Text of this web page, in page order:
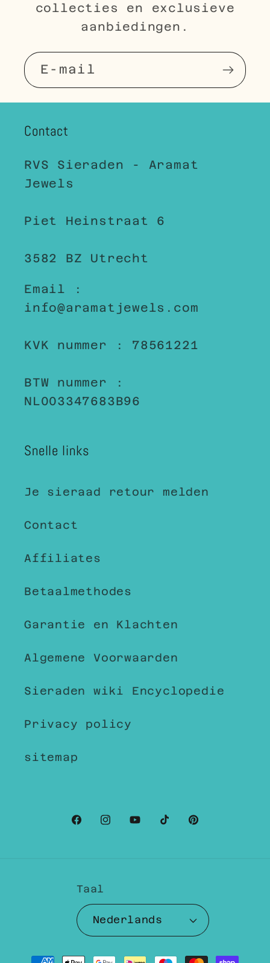
collecties en exclusieve
aanbiedingen.
E‑mail
Contact
RVS Sieraden - Aramat
Jewels
Piet Heinstraat 6
3582 BZ Utrecht
Email :
info@aramatjewels.com
KVK nummer : 78561221
BTW nummer :
NL003347683B96
Snelle links
Je sieraad retour melden
Contact
Affiliates
Betaalmethodes
Garantie en Klachten
Algemene Voorwaarden
Sieraden wiki Encyclopedie
Privacy policy
sitemap
Facebook
Instagram
YouTubeTikTokPinterest
Taal
Nederlands
Betaalmethoden